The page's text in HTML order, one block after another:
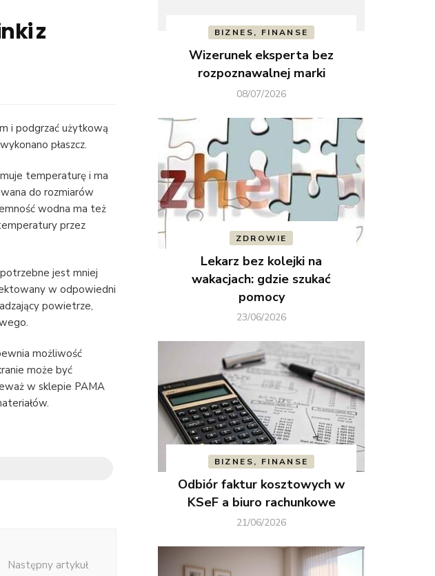
z
i podgrzać użytkową
płaszcz.
temperaturę i ma
do rozmiarów
wodna ma też
przez
jest mniej
w odpowiedni
powietrze,
możliwość
może być
w sklepie PAMA
Następny artykuł
BIZNES, FINANSE
Wizerunek eksperta bez
rozpoznawalnej marki
08/07/2026
ZDROWIE
Lekarz bez kolejki na
wakacjach: gdzie szukać
pomocy
23/06/2026
BIZNES, FINANSE
Odbiór faktur kosztowych w
KSeF a biuro rachunkowe
21/06/2026